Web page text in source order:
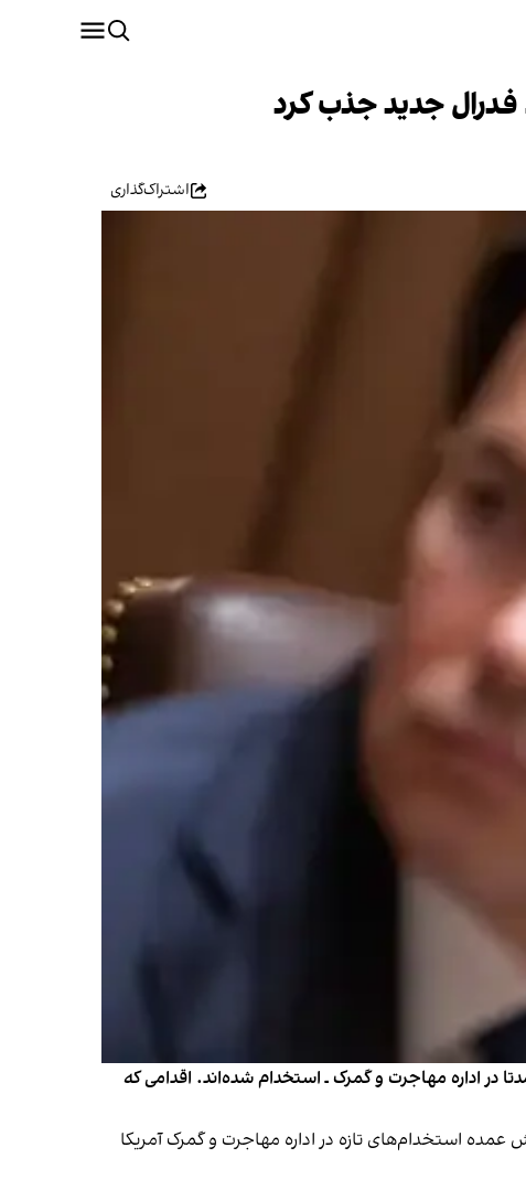
اشتراک‌گذاری
از زمان آغاز به کار دولت دونالد ترامپ تاکنون، ۵۰ هزار کارمند جدید ـ عمدتا در اداره مهاجرت و گمرک ـ استخدام شده‌اند. اقدامی که
خبرگزاری رویترز که جمعه ۲۳ آبان منتشر شد، گفت که بخش عمده استخدام‌های تازه در اداره مهاجرت و گمرک آمریکا